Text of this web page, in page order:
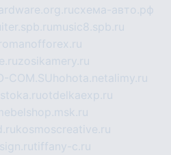
схема-авто.рф
music8.spb.ru
romanofforex.ru
zosikamery.ru
COM.SU hohota.net alimy.ru
otdelkaexp.ru
kosmoscreative.ru
tiffany-c.ru